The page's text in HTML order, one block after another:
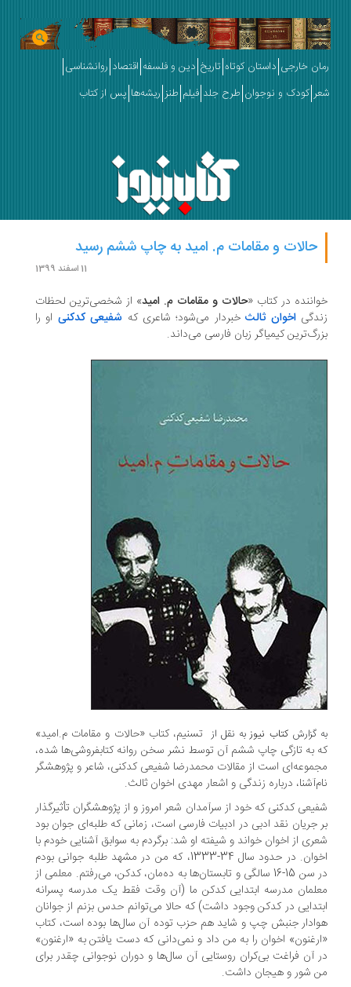
رمان خارجی داستان کوتاه تاریخ دین و فلسفه اقتصاد روانشناسی
شعر کودک و نوجوان طرح جلد فیلم طنز ریشه‌ها پس از کتاب
حالات و مقامات م. امید به چاپ ششم رسید
11 اسفند 1399
خواننده در کتاب «حالات و مقامات م. امید» از شخصی‌ترین لحظات
زندگیاخوان ثالثخبردار می‌شود؛ شاعری که شفیعی کدکنی او را
بزرگ‌ترین کیمیاگر زبان فارسی می‌داند.
به گزارشکتاب نیوز به نقل ازتسنیم، کتاب «حالات و مقامات م.امید»
که به تازگی چاپ ششم آن توسط نشر سخن روانه کتابفروشی‌ها شده،
مجموعه‌ای است از مقالات محمدرضا شفیعی کدکنی، شاعر و پژوهشگر
نام‌آشنا، درباره زندگی و اشعار مهدی اخوان ثالث.
شفیعی کدکنی که خود از سرآمدان شعر امروز و از پژوهشگران تأثیرگذار
بر جریان نقد ادبی در ادبیات فارسی است، زمانی که طلبه‌ای جوان بود
شعری از اخوان خواند و شیفته او شد: برگردم به سوابق آشنایی خودم با
اخوان. در حدود سال 34-1333، که من در مشهد طلبه جوانی بودم
در سن 15-16 سالگی و تابستان‌ها به ده‌مان، کدکن، می‌رفتم. معلمی از
معلمان مدرسه ابتدایی کدکن ما (آن وقت فقط یک مدرسه پسرانه
ابتدایی در کدکن وجود داشت) که حالا می‌توانم حدس بزنم از جوانان
هوادار جنبش چپ و شاید هم حزب توده آن سال‌ها بوده است، کتاب
«ارغنون» اخوان را به من داد و نمی‌دانی که دست یافتن به «ارغنون»
در آن فراغت بی‌کران روستایی آن سال‌ها و دوران نوجوانی چقدر برای
من شور و هیجان داشت.